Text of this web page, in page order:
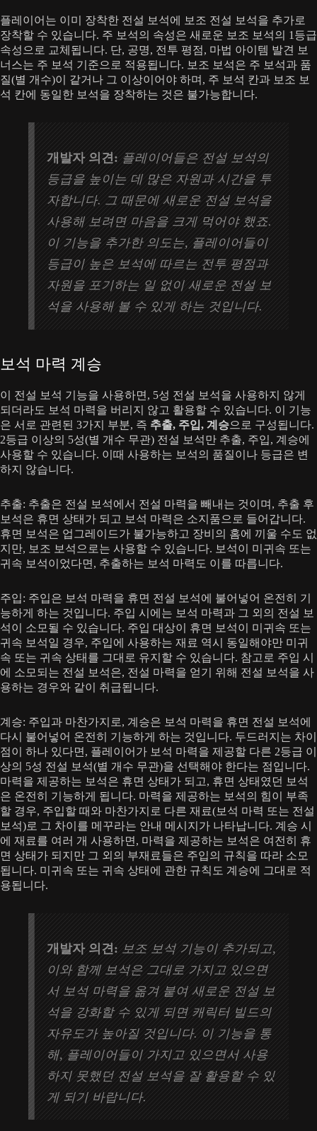
플레이어는 이미 장착한 전설 보석에 보조 전설 보석을 추가로
장착할 수 있습니다. 주 보석의 속성은 새로운 보조 보석의 1등급
속성으로 교체됩니다. 단, 공명, 전투 평점, 마법 아이템 발견 보
너스는 주 보석 기준으로 적용됩니다. 보조 보석은 주 보석과 품
질(별 개수)이 같거나 그 이상이어야 하며, 주 보석 칸과 보조 보
석 칸에 동일한 보석을 장착하는 것은 불가능합니다.
개발자 의견: 플레이어들은 전설 보석의
등급을 높이는 데 많은 자원과 시간을 투
자합니다. 그 때문에 새로운 전설 보석을
사용해 보려면 마음을 크게 먹어야 했죠.
이 기능을 추가한 의도는, 플레이어들이
등급이 높은 보석에 따르는 전투 평점과
자원을 포기하는 일 없이 새로운 전설 보
석을 사용해 볼 수 있게 하는 것입니다.
보석 마력 계승
이 전설 보석 기능을 사용하면, 5성 전설 보석을 사용하지 않게
되더라도 보석 마력을 버리지 않고 활용할 수 있습니다. 이 기능
은 서로 관련된 3가지 부분, 즉 추출, 주입, 계승으로 구성됩니다.
2등급 이상의 5성(별 개수 무관) 전설 보석만 추출, 주입, 계승에
사용할 수 있습니다. 이때 사용하는 보석의 품질이나 등급은 변
하지 않습니다.
추출: 추출은 전설 보석에서 전설 마력을 빼내는 것이며, 추출 후
보석은 휴면 상태가 되고 보석 마력은 소지품으로 들어갑니다.
휴면 보석은 업그레이드가 불가능하고 장비의 홈에 끼울 수도 없
지만, 보조 보석으로는 사용할 수 있습니다. 보석이 미귀속 또는
귀속 보석이었다면, 추출하는 보석 마력도 이를 따릅니다.
주입: 주입은 보석 마력을 휴면 전설 보석에 불어넣어 온전히 기
능하게 하는 것입니다. 주입 시에는 보석 마력과 그 외의 전설 보
석이 소모될 수 있습니다. 주입 대상이 휴면 보석이 미귀속 또는
귀속 보석일 경우, 주입에 사용하는 재료 역시 동일해야만 미귀
속 또는 귀속 상태를 그대로 유지할 수 있습니다. 참고로 주입 시
에 소모되는 전설 보석은, 전설 마력을 얻기 위해 전설 보석을 사
용하는 경우와 같이 취급됩니다.
계승: 주입과 마찬가지로, 계승은 보석 마력을 휴면 전설 보석에
다시 불어넣어 온전히 기능하게 하는 것입니다. 두드러지는 차이
점이 하나 있다면, 플레이어가 보석 마력을 제공할 다른 2등급 이
상의 5성 전설 보석(별 개수 무관)을 선택해야 한다는 점입니다.
마력을 제공하는 보석은 휴면 상태가 되고, 휴면 상태였던 보석
은 온전히 기능하게 됩니다. 마력을 제공하는 보석의 힘이 부족
할 경우, 주입할 때와 마찬가지로 다른 재료(보석 마력 또는 전설
보석)로 그 차이를 메꾸라는 안내 메시지가 나타납니다. 계승 시
에 재료를 여러 개 사용하면, 마력을 제공하는 보석은 여전히 휴
면 상태가 되지만 그 외의 부재료들은 주입의 규칙을 따라 소모
됩니다. 미귀속 또는 귀속 상태에 관한 규칙도 계승에 그대로 적
용됩니다.
개발자 의견: 보조 보석 기능이 추가되고,
이와 함께 보석은 그대로 가지고 있으면
서 보석 마력을 옮겨 붙여 새로운 전설 보
석을 강화할 수 있게 되면 캐릭터 빌드의
자유도가 높아질 것입니다. 이 기능을 통
해, 플레이어들이 가지고 있으면서 사용
하지 못했던 전설 보석을 잘 활용할 수 있
게 되기 바랍니다.